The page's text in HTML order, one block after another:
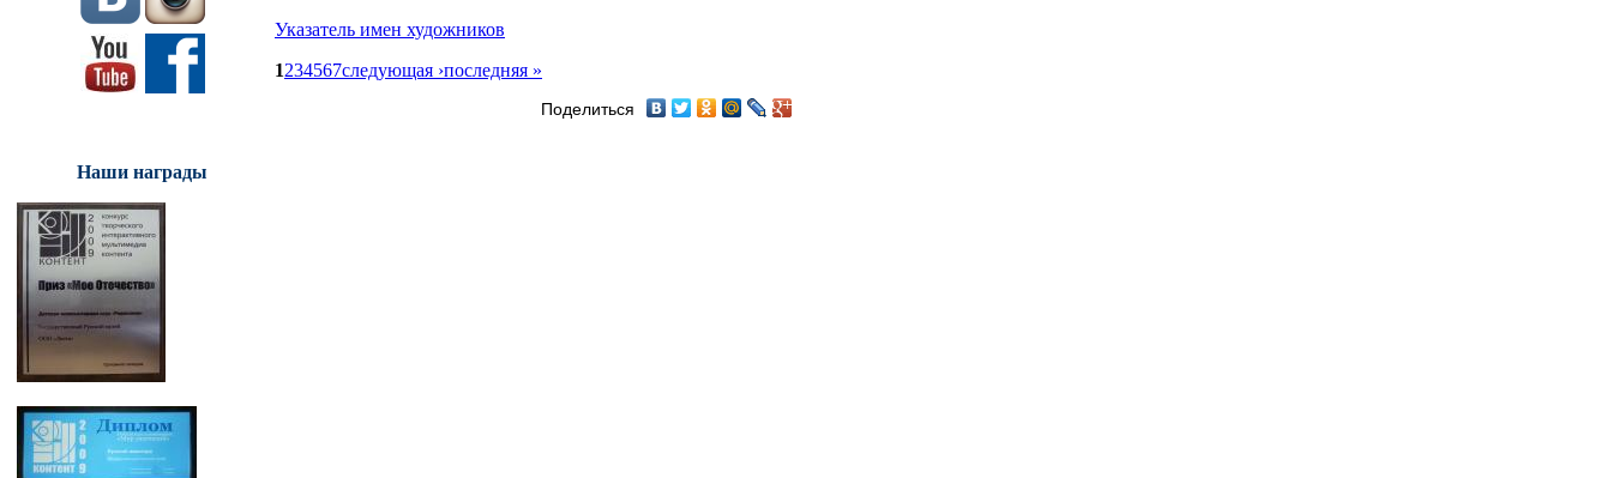
Наши награды
Указатель имен художников
1234567следующая ›последняя »
Поделиться